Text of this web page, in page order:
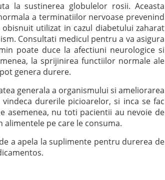
la sustinerea globulelor rosii. Aceasta
a terminatiilor nervoase prevenind
utilizat in cazul diabetului zaharat
Consultati medicul pentru a va asigura
poate duce la afectiuni neurologice si
la sprijinirea functiilor normale ale
genera durere.
generala a organismului si ameliorarea
durerile picioarelor, si inca se fac
asemenea, nu toti pacientii au nevoie de
pe care le consuma.
a apela la suplimente pentru durerea de